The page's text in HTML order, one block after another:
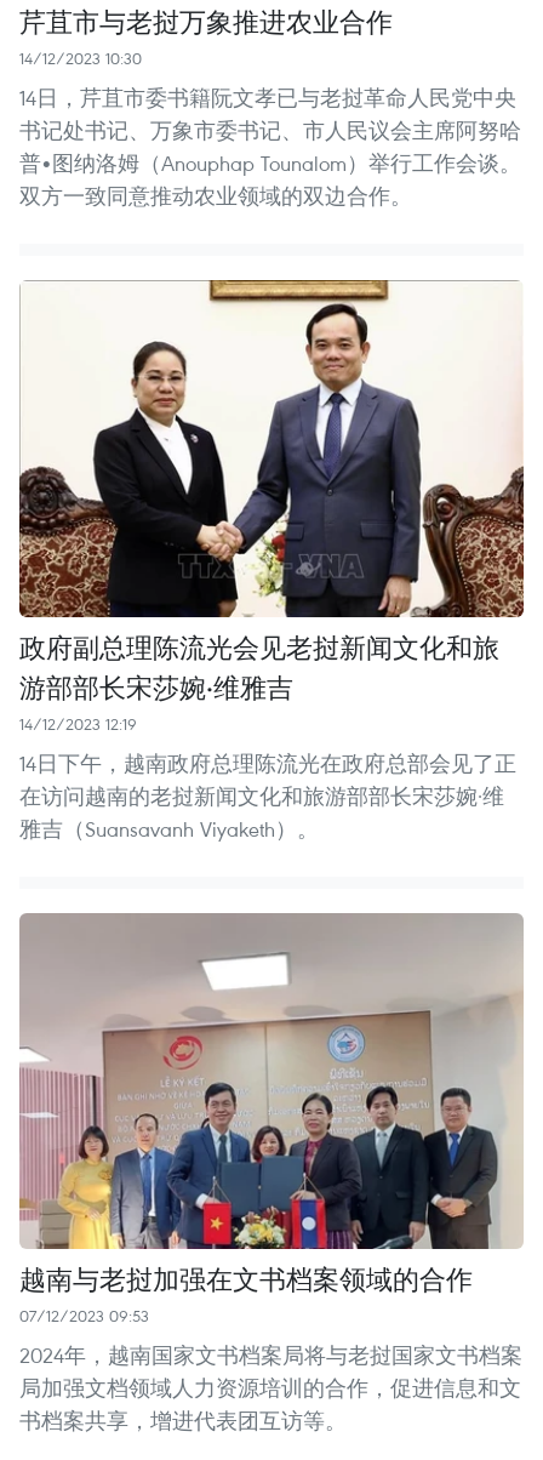
芹苴市与老挝万象推进农业合作
14/12/2023 10:30
14日，芹苴市委书籍阮文孝已与老挝革命人民党中央
书记处书记、万象市委书记、市人民议会主席阿努哈
普•图纳洛姆（Anouphap Tounalom）举行工作会谈。
双方一致同意推动农业领域的双边合作。
政府副总理陈流光会见老挝新闻文化和旅
游部部长宋莎婉·维雅吉
14/12/2023 12:19
14日下午，越南政府总理陈流光在政府总部会见了正
在访问越南的老挝新闻文化和旅游部部长宋莎婉·维
雅吉（Suansavanh Viyaketh）。
越南与老挝加强在文书档案领域的合作
07/12/2023 09:53
2024年，越南国家文书档案局将与老挝国家文书档案
局加强文档领域人力资源培训的合作，促进信息和文
书档案共享，增进代表团互访等。